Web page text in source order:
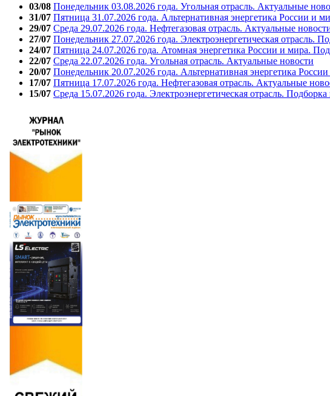
03/08 Понедельник 03.08.2026 года. Угольная отрасль. Актуальные
31/07 Пятница 31.07.2026 года. Альтернативная энергетика России и
29/07 Среда 29.07.2026 года. Нефтегазовая отрасль. Актуальные
27/07 Понедельник 27.07.2026 года. Электроэнергетическая отрасль.
24/07 Пятница 24.07.2026 года. Атомная энергетика России и мира.
22/07 Среда 22.07.2026 года. Угольная отрасль. Актуальные новости
20/07 Понедельник 20.07.2026 года. Альтернативная энергетика
17/07 Пятница 17.07.2026 года. Нефтегазовая отрасль. Актуальные
15/07 Среда 15.07.2026 года. Электроэнергетическая отрасль. Подборка